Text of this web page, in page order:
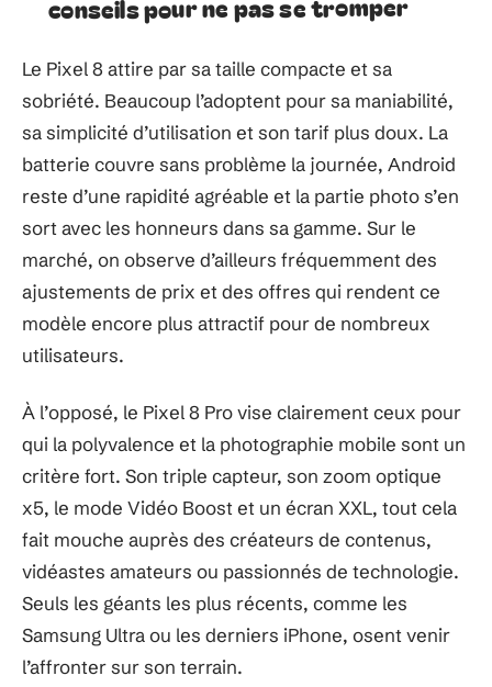
Le Pixel 8 attire par sa taille compacte et sa
sobriété. Beaucoup l’adoptent pour sa maniabilité,
sa simplicité d’utilisation et son tarif plus doux. La
batterie couvre sans problème la journée, Android
reste d’une rapidité agréable et la partie photo s’en
sort avec les honneurs dans sa gamme. Sur le
marché, on observe d’ailleurs fréquemment des
ajustements de prix et des offres qui rendent ce
modèle encore plus attractif pour de nombreux
utilisateurs.
À l’opposé, le Pixel 8 Pro vise clairement ceux pour
qui la polyvalence et la photographie mobile sont un
critère fort. Son triple capteur, son zoom optique
x5, le mode Vidéo Boost et un écran XXL, tout cela
fait mouche auprès des créateurs de contenus,
vidéastes amateurs ou passionnés de technologie.
Seuls les géants les plus récents, comme les
Samsung Ultra ou les derniers iPhone, osent venir
l’affronter sur son terrain.